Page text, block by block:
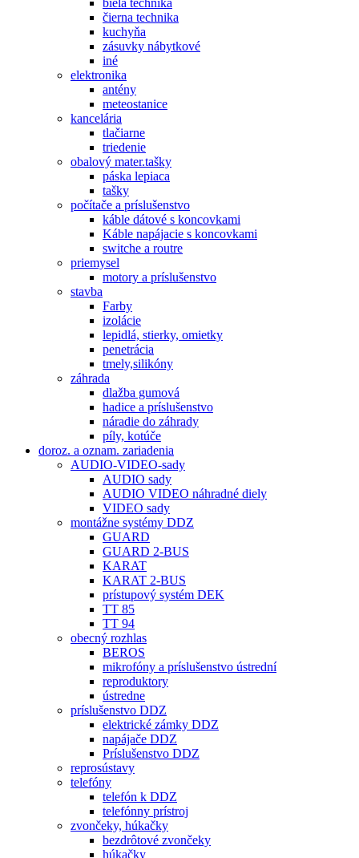
biela technika
čierna technika
kuchyňa
zásuvky nábytkové
iné
elektronika
antény
meteostanice
kancelária
tlačiarne
triedenie
obalový mater.tašky
páska lepiaca
tašky
počítače a príslušenstvo
káble dátové s koncovkami
Káble napájacie s koncovkami
switche a routre
priemysel
motory a príslušenstvo
stavba
Farby
izolácie
lepidlá, stierky, omietky
penetrácia
tmely,silikóny
záhrada
dlažba gumová
hadice a príslušenstvo
náradie do záhrady
píly, kotúče
doroz. a oznam. zariadenia
AUDIO-VIDEO-sady
AUDIO sady
AUDIO VIDEO náhradné diely
VIDEO sady
montážne systémy DDZ
GUARD
GUARD 2-BUS
KARAT
KARAT 2-BUS
prístupový systém DEK
TT 85
TT 94
obecný rozhlas
BEROS
mikrofóny a príslušenstvo ústrední
reproduktory
ústredne
príslušenstvo DDZ
elektrické zámky DDZ
napájače DDZ
Príslušenstvo DDZ
reprosústavy
telefóny
telefón k DDZ
telefónny prístroj
zvončeky, húkačky
bezdrôtové zvončeky
húkačky